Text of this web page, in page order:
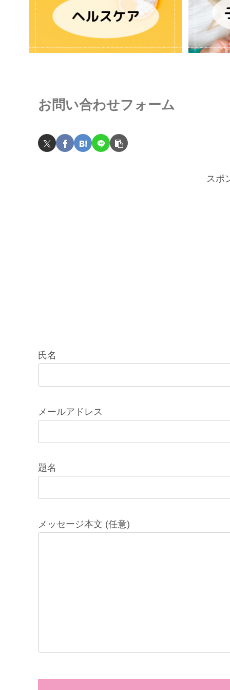
お問い合わせフォーム
スポ
氏名
メールアドレス
題名
メッセージ本文 (任意)